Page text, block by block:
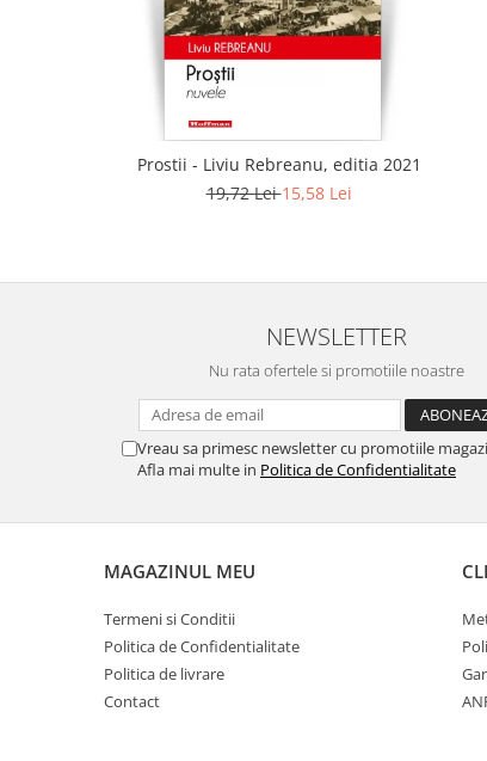
Prostii - Liviu Rebreanu, editia 2021
19,72 Lei15,58 Lei
NEWSLETTER
Nu rata ofertele si promotiile noastre
Vreau sa primesc newsletter cu promotiile
Afla mai multe in Politica de Confidentialitate
MAGAZINUL MEU
Termeni si Conditii
Politica de Confidentialitate
Politica de livrare
Contact